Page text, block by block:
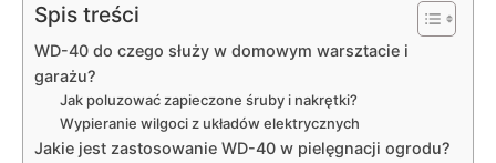
Spis treści
WD-40 do czego służy w domowym warsztacie i
garażu?
Jak poluzować zapieczone śruby i nakrętki?
Wypieranie wilgoci z układów elektrycznych
Jakie jest zastosowanie WD-40 w pielęgnacji ogrodu?